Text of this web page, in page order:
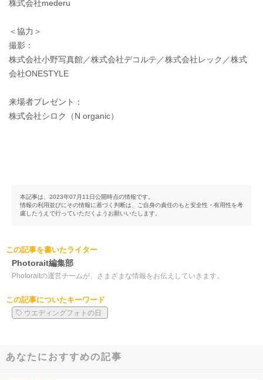
株式会社mederu
＜協力＞
撮影：
株式会社小野写真館／株式会社デコルテ／株式会社レック／株式
会社ONESTYLE
来場者プレゼント：
株式会社シロク（N organic）
本記事は、2023年07月11日公開時点の情報です。
情報の利用並びにその情報に基づく判断は、ご自身の責任のもと安全性・有用性を考
慮したうえで行っていただくようお願いいたします。
この記事を書いたライター
Photorait編集部
Photoraitの運営チームが、さまざまな情報をお伝えしていきます。
この記事についたキーワード
ウエディングフォトの日
あなたにおすすめの記事